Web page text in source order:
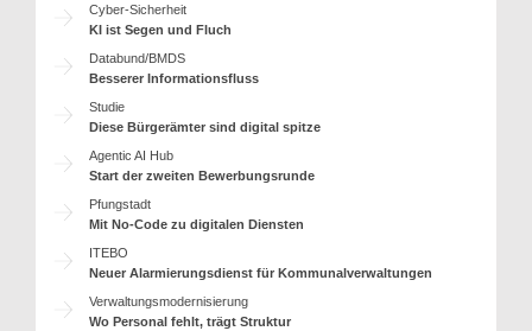
Cyber-Sicherheit
KI ist Segen und Fluch
Databund/BMDS
Besserer Informationsfluss
Studie
Diese Bürgerämter sind digital spitze
Agentic AI Hub
Start der zweiten Bewerbungsrunde
Pfungstadt
Mit No-Code zu digitalen Diensten
ITEBO
Neuer Alarmierungsdienst für Kommunalverwaltungen
Verwaltungsmodernisierung
Wo Personal fehlt, trägt Struktur